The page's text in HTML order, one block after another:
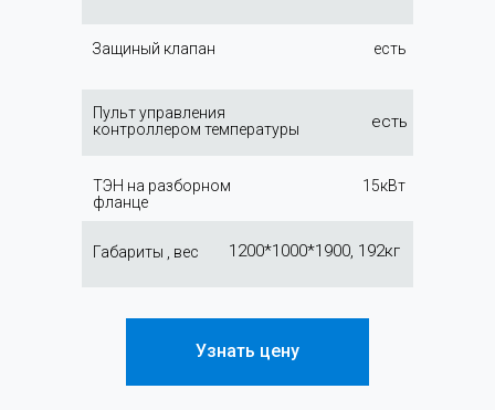
есть
есть
15кВт
1200*1000*1900, 192кг
Защиный клапан
Пульт управления
контроллером температуры
ТЭН на разборном
фланце
Габариты , вес
Узнать цену